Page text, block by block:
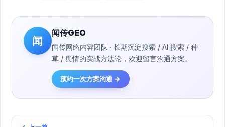
闻
闻传GEO
闻传网络内容团队 · 长期沉淀搜索 / AI 搜索 / 种
草 / 舆情的实战方法论，欢迎留言沟通方案。
预约一次方案沟通 →